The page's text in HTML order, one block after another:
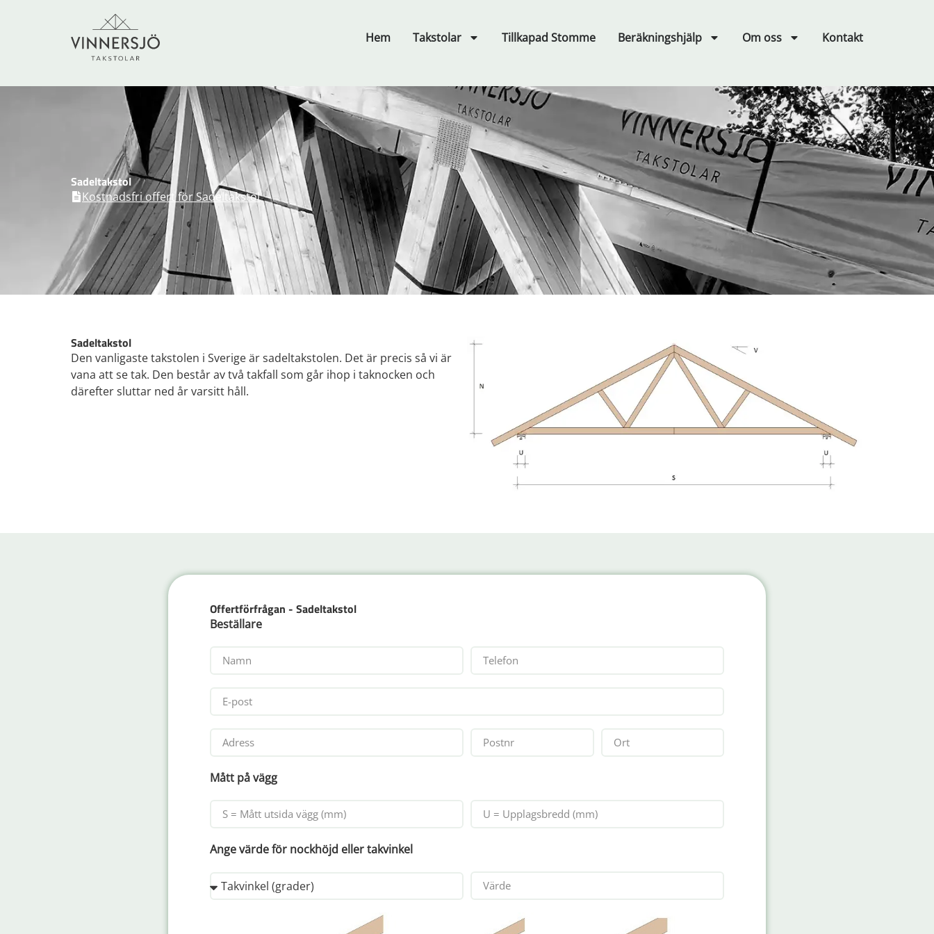
Hem Takstolar Tillkapad Stomme Beräkningshjälp Om oss Kontakt
Sadeltakstol
Kostnadsfri offert för Sadeltakstol
Sadeltakstol
Den vanligaste takstolen i Sverige är sadeltakstolen. Det är precis så vi är
vana att se tak. Den består av två takfall som går ihop i taknocken och
därefter sluttar ned år varsitt håll.
Offertförfrågan - Sadeltakstol
Beställare
Mått på vägg
Ange värde för nockhöjd eller takvinkel